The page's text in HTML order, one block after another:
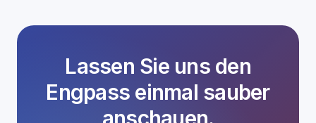
Lassen Sie uns den
Engpass einmal sauber